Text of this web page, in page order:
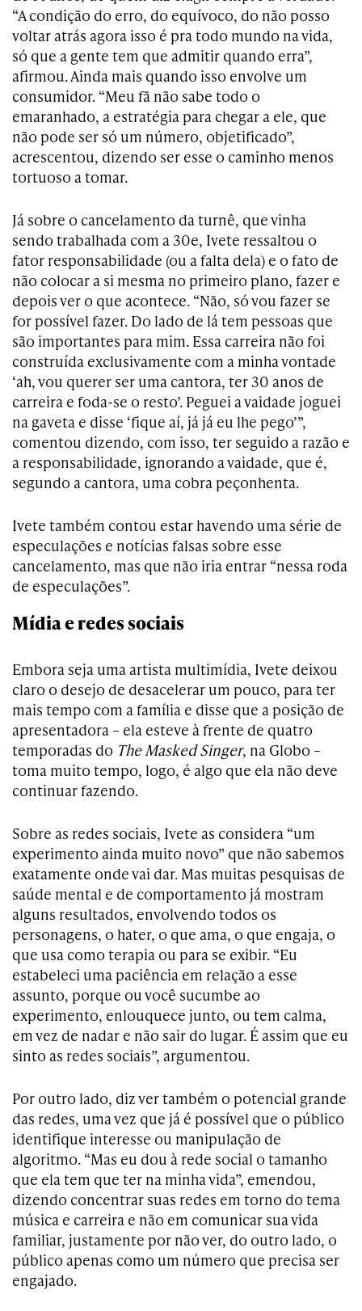
“A condição do erro, do equívoco, do não posso
voltar atrás agora isso é pra todo mundo na vida,
só que a gente tem que admitir quando erra”,
afirmou. Ainda mais quando isso envolve um
consumidor. “Meu fã não sabe todo o
emaranhado, a estratégia para chegar a ele, que
não pode ser só um número, objetificado”,
acrescentou, dizendo ser esse o caminho menos
tortuoso a tomar.
Já sobre o cancelamento da turnê, que vinha
sendo trabalhada com a 30e, Ivete ressaltou o
fator responsabilidade (ou a falta dela) e o fato de
não colocar a si mesma no primeiro plano, fazer e
depois ver o que acontece. “Não, só vou fazer se
for possível fazer. Do lado de lá tem pessoas que
são importantes para mim. Essa carreira não foi
construída exclusivamente com a minha vontade
‘ah, vou querer ser uma cantora, ter 30 anos de
carreira e foda-se o resto’. Peguei a vaidade joguei
na gaveta e disse ‘fique aí, já já eu lhe pego’”,
comentou dizendo, com isso, ter seguido a razão e
a responsabilidade, ignorando a vaidade, que é,
segundo a cantora, uma cobra peçonhenta.
Ivete também contou estar havendo uma série de
especulações e notícias falsas sobre esse
cancelamento, mas que não iria entrar “nessa roda
de especulações”.
Mídia e redes sociais
Embora seja uma artista multimídia, Ivete deixou
claro o desejo de desacelerar um pouco, para ter
mais tempo com a família e disse que a posição de
apresentadora – ela esteve à frente de quatro
temporadas do The Masked Singer, na Globo –
toma muito tempo, logo, é algo que ela não deve
continuar fazendo.
Sobre as redes sociais, Ivete as considera “um
experimento ainda muito novo” que não sabemos
exatamente onde vai dar. Mas muitas pesquisas de
saúde mental e de comportamento já mostram
alguns resultados, envolvendo todos os
personagens, o hater, o que ama, o que engaja, o
que usa como terapia ou para se exibir. “Eu
estabeleci uma paciência em relação a esse
assunto, porque ou você sucumbe ao
experimento, enlouquece junto, ou tem calma,
em vez de nadar e não sair do lugar. É assim que eu
sinto as redes sociais”, argumentou.
Por outro lado, diz ver também o potencial grande
das redes, uma vez que já é possível que o público
identifique interesse ou manipulação de
algoritmo. “Mas eu dou à rede social o tamanho
que ela tem que ter na minha vida”, emendou,
dizendo concentrar suas redes em torno do tema
música e carreira e não em comunicar sua vida
familiar, justamente por não ver, do outro lado, o
público apenas como um número que precisa ser
engajado.